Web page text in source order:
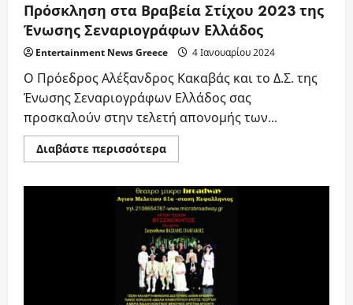
Πρόσκληση στα Βραβεία Στίχου 2023 της
Ένωσης Σεναριογράφων Ελλάδος
Entertainment News Greece 4 Ιανουαρίου 2024
Ο Πρόεδρος Αλέξανδρος Κακαβάς και το Δ.Σ. της
Ένωσης Σεναριογράφων Ελλάδος σας
προσκαλούν στην τελετή απονομής των...
Διαβάστε περισσότεραRead
more
στα
Βραβεία
Στίχου
2023
της
Ένωσης
Σεναριογράφων
Ελλάδος